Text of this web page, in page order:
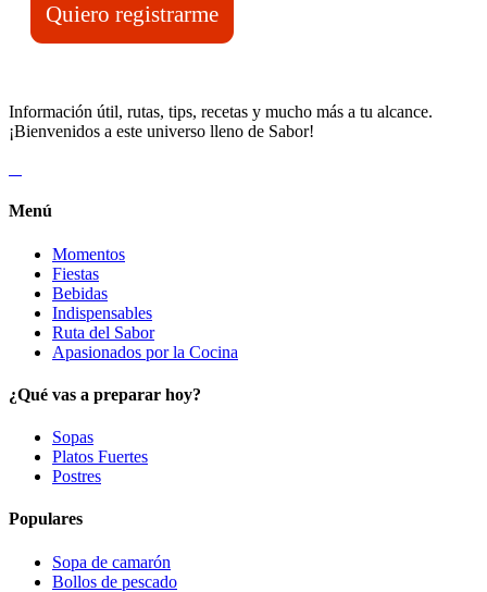
Quiero registrarme
Información útil, rutas, tips, recetas y mucho más a tu alcance.
¡Bienvenidos a este universo lleno de Sabor!
Menú
Momentos
Fiestas
Bebidas
Indispensables
Ruta del Sabor
Apasionados por la Cocina
¿Qué vas a preparar hoy?
Sopas
Platos Fuertes
Postres
Populares
Sopa de camarón
Bollos de pescado